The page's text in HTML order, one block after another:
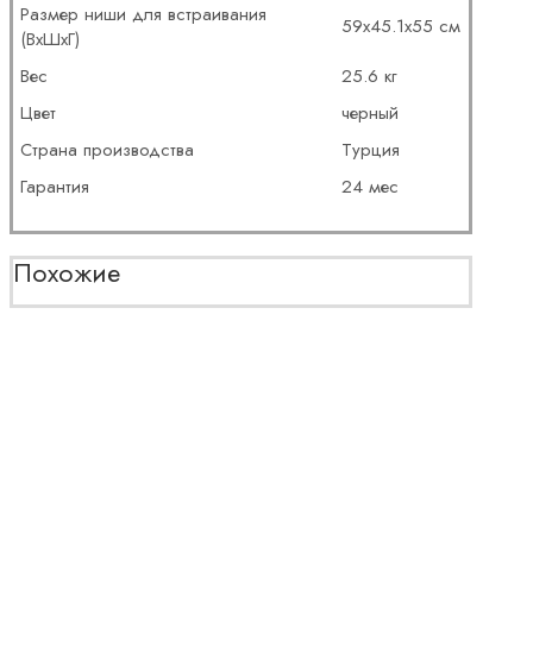
Размер ниши для встраивания
(ВхШхГ)
59х45.1х55 см
Вес
25.6 кг
Цвет
черный
Страна производства
Турция
Гарантия
24 мес
Похожие